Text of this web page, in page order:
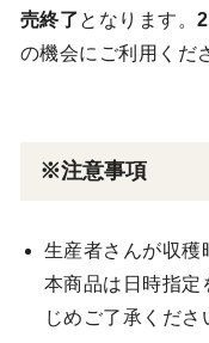
売終了となります。
の機会にご利用くだ
※注意事項
生産者さんが収穫
本商品は日時指定
じめご了承くださ